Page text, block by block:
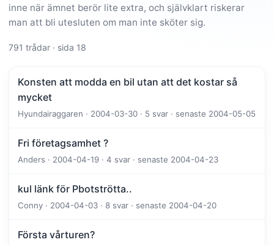
inne när ämnet berör lite extra, och självklart riskerar
man att bli utesluten om man inte sköter sig.
791 trådar · sida 18
Konsten att modda en bil utan att det kostar så
mycket
Hyundairaggaren · 2004-03-30 · 5 svar · senaste 2004-05-05
Fri företagsamhet ?
Anders · 2004-04-19 · 4 svar · senaste 2004-04-23
kul länk för Pbotströtta..
Conny · 2004-04-03 · 8 svar · senaste 2004-04-20
Första vårturen?